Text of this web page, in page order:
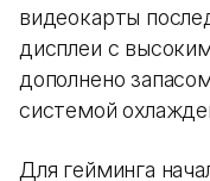
видеокарты
дисплеи с
дополнено
системой
Для гейминга